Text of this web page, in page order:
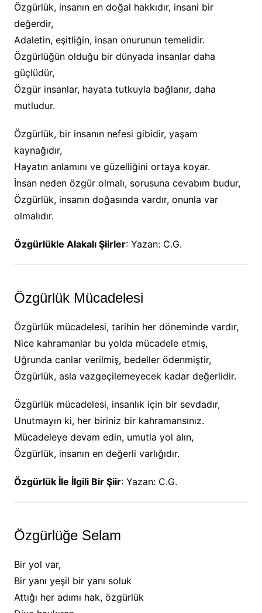
Özgürlük, insanın en doğal hakkıdır, insani bir
değerdir,
Adaletin, eşitliğin, insan onurunun temelidir.
Özgürlüğün olduğu bir dünyada insanlar daha
güçlüdür,
Özgür insanlar, hayata tutkuyla bağlanır, daha
mutludur.
Özgürlük, bir insanın nefesi gibidir, yaşam
kaynağıdır,
Hayatın anlamını ve güzelliğini ortaya koyar.
İnsan neden özgür olmalı, sorusuna cevabım budur,
Özgürlük, insanın doğasında vardır, onunla var
olmalıdır.
Özgürlükle Alakalı Şiirler: Yazan: C.G.
Özgürlük Mücadelesi
Özgürlük mücadelesi, tarihin her döneminde vardır,
Nice kahramanlar bu yolda mücadele etmiş,
Uğrunda canlar verilmiş, bedeller ödenmiştir,
Özgürlük, asla vazgeçilemeyecek kadar değerlidir.
Özgürlük mücadelesi, insanlık için bir sevdadır,
Unutmayın ki, her biriniz bir kahramansınız.
Mücadeleye devam edin, umutla yol alın,
Özgürlük, insanın en değerli varlığıdır.
Özgürlük İle İlgili Bir Şiir: Yazan: C.G.
Özgürlüğe Selam
Bir yol var,
Bir yanı yeşil bir yanı soluk
Attığı her adımı hak, özgürlük